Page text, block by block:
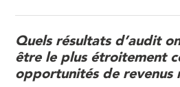
Quels résultats d’audit
être le plus étroitement
opportunités de revenus